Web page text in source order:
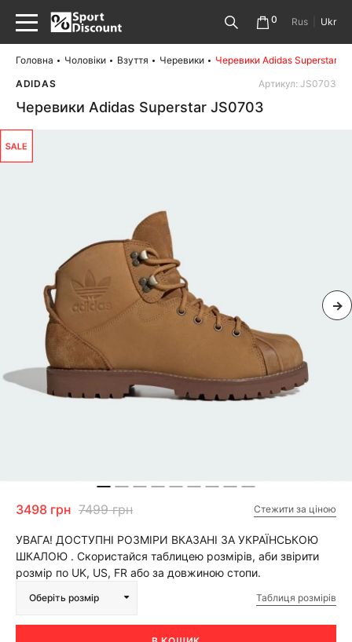
0 Rus Ukr
Головна Чоловіки Взуття Черевики
Черевики Adidas Superstar
ADIDAS
Артикул: JS0703
Черевики Adidas Superstar JS0703
3498 грн 7499 грн Стежити за ціною
УВАГА! ДОСТУПНІ РОЗМІРИ ВКАЗАНІ ЗА УКРАЇНСЬКОЮ
ШКАЛОЮ . Скористайся таблицею розмірів, аби звірити
розмір по UK, US, FR або за довжиною стопи.
Оберіть розмір Таблиця розмірів